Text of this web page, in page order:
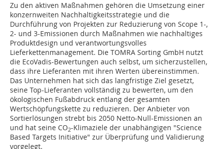
Zu den aktiven Maßnahmen gehören die Umsetzung einer
konzernweiten Nachhaltigkeitsstrategie und die
Durchführung von Projekten zur Reduzierung von Scope 1-,
2- und 3-Emissionen durch Maßnahmen wie nachhaltiges
Produktdesign und verantwortungsvolles
Lieferkettenmanagement. Die TOMRA Sorting GmbH nutzt
die EcoVadis-Bewertungen auch selbst, um sicherzustellen,
dass ihre Lieferanten mit ihren Werten übereinstimmen.
Das Unternehmen hat sich das langfristige Ziel gesetzt,
seine Top-Lieferanten vollständig zu bewerten, um den
ökologischen Fußabdruck entlang der gesamten
Wertschöpfungskette zu reduzieren. Der Anbieter von
Sortierlösungen strebt bis 2050 Netto-Null-Emissionen an
und hat seine CO2-Klimaziele der unabhängigen "Science
Based Targets Initiative" zur Überprüfung und Validierung
vorgelegt.